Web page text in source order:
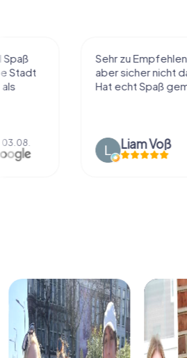
Sehr zu Empfehlen, war das erste
aber sicher nicht das letzte mal.
Hat echt Spaß gemacht.
Liam Voß 03.08.